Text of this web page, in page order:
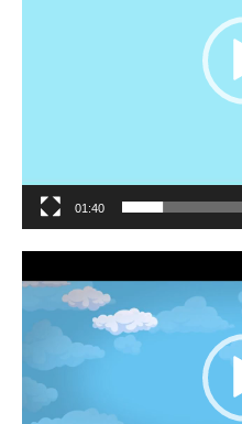
01:40